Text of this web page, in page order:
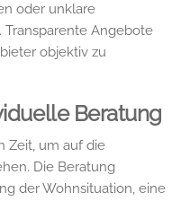
oder unklare
Transparente Angebote
objektiv zu
Beratung
Zeit, um auf die
Die Beratung
der Wohnsituation, eine